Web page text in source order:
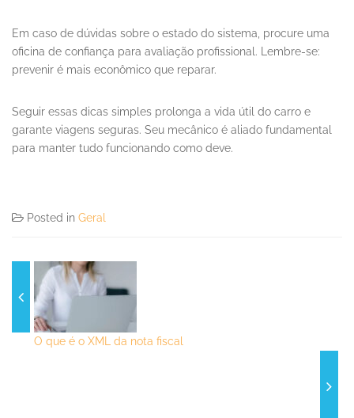
Em caso de dúvidas sobre o estado do sistema, procure uma
oficina de confiança para avaliação profissional. Lembre-se:
prevenir é mais econômico que reparar.
Seguir essas dicas simples prolonga a vida útil do carro e
garante viagens seguras. Seu mecânico é aliado fundamental
para manter tudo funcionando como deve.
Posted in Geral
O que é o XML da nota fiscal